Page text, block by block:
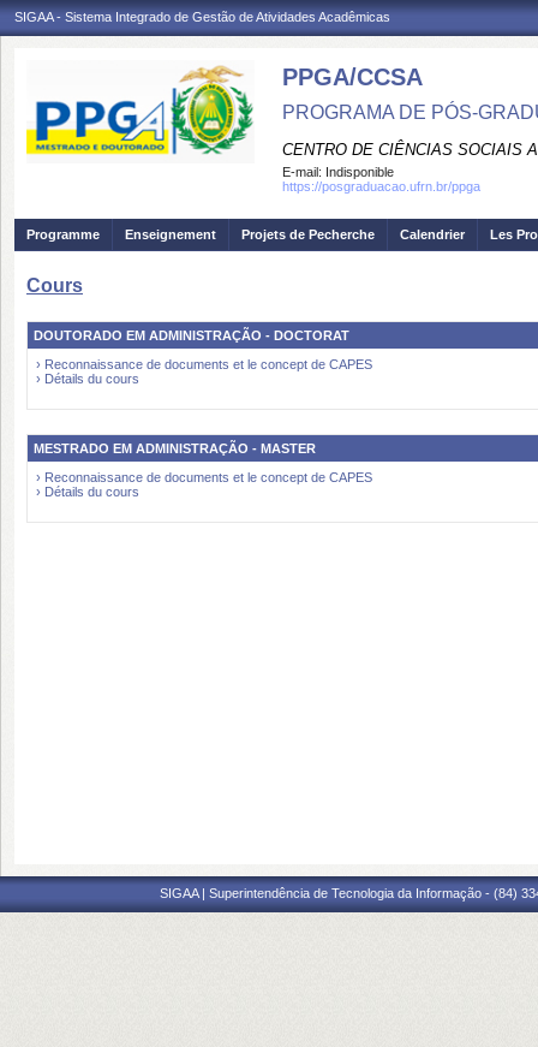
SIGAA - Sistema Integrado de Gestão de Atividades Acadêmicas
PPGA/CCSA
PROGRAMA DE PÓS-
CENTRO DE CIÊNCIAS SOCIAIS
E-mail: Indisponible
https://posgraduacao.ufrn.br/ppga
Programme Enseignement Projets de Pecherche Calendrier Les
Cours
DOUTORADO EM ADMINISTRAÇÃO - DOCTORAT
› Reconnaissance de documents et le concept de CAPES
› Détails du cours
MESTRADO EM ADMINISTRAÇÃO - MASTER
› Reconnaissance de documents et le concept de CAPES
› Détails du cours
SIGAA | Superintendência de Tecnologia da Informação - (84)